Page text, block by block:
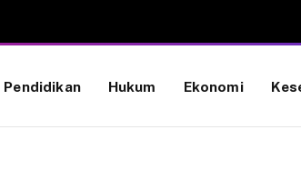
Pendidikan Hukum Ekonomi